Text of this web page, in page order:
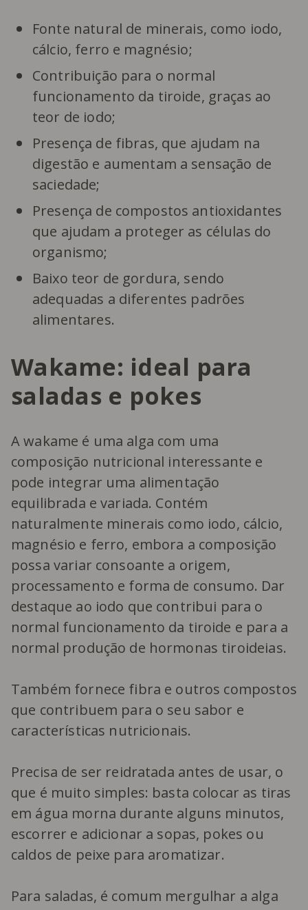
Fonte natural de minerais, como iodo,
cálcio, ferro e magnésio;
Contribuição para o normal
funcionamento da tiroide, graças ao
teor de iodo;
Presença de fibras, que ajudam na
digestão e aumentam a sensação de
saciedade;
Presença de compostos antioxidantes
que ajudam a proteger as células do
organismo;
Baixo teor de gordura, sendo
adequadas a diferentes padrões
alimentares.
Wakame: ideal para
saladas e pokes
A wakame é uma alga com uma
composição nutricional interessante e
pode integrar uma alimentação
equilibrada e variada. Contém
naturalmente minerais como iodo, cálcio,
magnésio e ferro, embora a composição
possa variar consoante a origem,
processamento e forma de consumo. Dar
destaque ao iodo que contribui para o
normal funcionamento da tiroide e para a
normal produção de hormonas tiroideias.
Também fornece fibra e outros compostos
que contribuem para o seu sabor e
características nutricionais.
Precisa de ser reidratada antes de usar, o
que é muito simples: basta colocar as tiras
em água morna durante alguns minutos,
escorrer e adicionar a sopas, pokes ou
caldos de peixe para aromatizar.
Para saladas, é comum mergulhar a alga